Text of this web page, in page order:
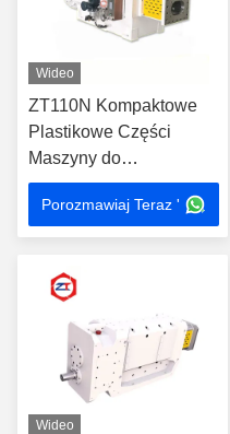
Wideo
ZT110N Kompaktowe
Plastikowe Części
Maszyny do
Wytłaczania Przez
Dwuskrętną Przekładnię
Ślimakową
Porozmawiaj Teraz '
Wideo